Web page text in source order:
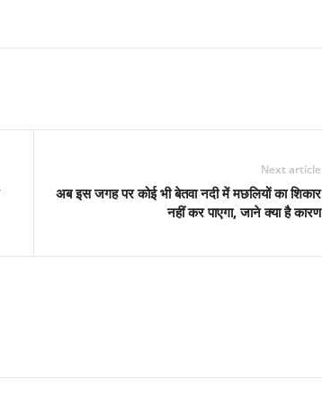
Next article
अब इस जगह पर कोई भी बेतवा नदी में मछलियों का शिकार
नहीं कर पाएगा, जाने क्या है कारण